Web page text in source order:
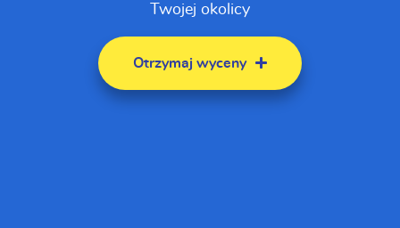
Twojej okolicy
Otrzymaj wyceny